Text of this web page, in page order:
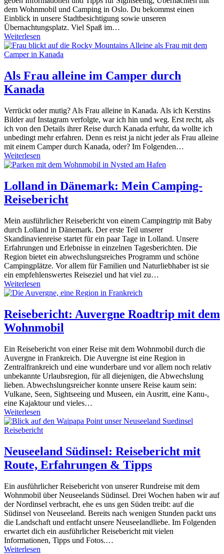
dem Wohnmobil und Camping in Oslo. Du bekommst einen
Einblick in unsere Stadtbesichtigung sowie unseren
Übernachtungsplatz. Viel Spaß im…
Weiterlesen
Als Frau alleine im Camper durch
Kanada
Verrückt oder mutig? Als Frau alleine in Kanada. Als ich Kerstins
Bilder auf Instagram verfolgte, war ich hin und weg. Erst recht, als
ich von den Details ihrer Reise durch Kanada erfuhr, da wollte ich
unbedingt mehr erfahren. Denn es reist ja nicht jeder als Frau alleine
mit einem Camper durch Kanada, oder? Im Folgenden…
Weiterlesen
Lolland in Dänemark: Mein Camping-
Reisebericht
Mein ausführlicher Reisebericht von einem Campingtrip mit Baby
durch Lolland in Dänemark. Der erste Teil unserer
Skandinavienreise startet für ein paar Tage in Lolland. Unsere
Erfahrungen und Erlebnisse in einzelnen Tagesberichten. Die
Region bietet ein abwechslungsreiches Programm und schöne
Campingplätze. Vor allem für Familien und Naturliebhaber ist sie
ein empfehlenswertes Reiseziel und hat viel zu…
Weiterlesen
Reisebericht: Auvergne Roadtrip mit dem
Wohnmobil
Ein Reisebericht von einer Reise mit dem Wohnmobil durch die
Auvergne in Frankreich. Die Auvergne ist eine Region in
Zentralfrankreich und eine wunderbare und vor allem noch relativ
unbekannte Urlaubsregion, für all diejenigen, die Abwechslung
lieben. Abwechslungsreicher konnte unsere Reise kaum sein:
Vulkane, Seen, Sightseeing und Museen, ein Ausritt, eine Kanu-,
eine Kajaktour und vieles…
Weiterlesen
Neuseeland Südinsel: Reisebericht mit
Route, Erfahrungen & Tipps
Ein ausführlicher Reisebericht von unserer Rundreise mit dem
Wohnmobil über Neuseelands Südinsel. Drei Wochen haben wir auf
der Nordinsel verbracht, ehe es uns gen Süden treibt: auf die
Südinsel von Neuseeland. Bereits nach wenigen Stunden packt uns
die Landschaft und entfacht unsere Neuseelandliebe. Im Folgenden
erwartet dich ein ausführlicher Reisebericht mit vielen
Informationen, Tipps und Fotos.…
Weiterlesen